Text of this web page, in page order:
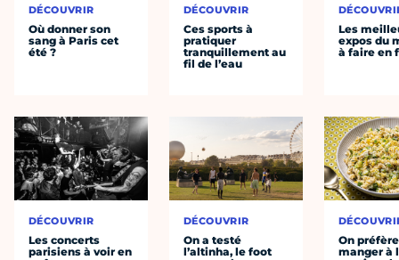
DÉCOUVRIR
Où donner son
sang à Paris cet
été ?
DÉCOUVRIR
Les concerts
parisiens à voir en
DÉCOUVRIR
Ces sports à
pratiquer
tranquillement au
fil de l’eau
DÉCOUVRIR
On a testé
l’altinha, le foot
Les
expos du
à faire en
On préfère
manger à